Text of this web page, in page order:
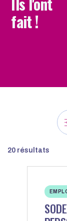
fait !
20 résultats